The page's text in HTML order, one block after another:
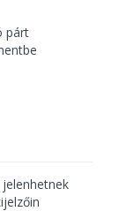
párt